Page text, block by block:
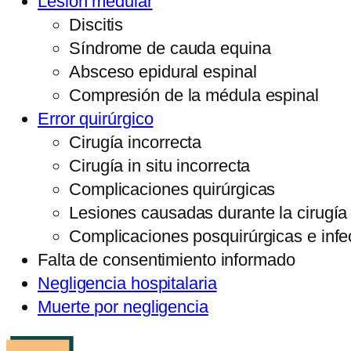
Discitis
Síndrome de cauda equina
Absceso epidural espinal
Compresión de la médula espinal
Error quirúrgico
Cirugía incorrecta
Cirugía in situ incorrecta
Complicaciones quirúrgicas
Lesiones causadas durante la cirugía
Complicaciones posquirúrgicas e
Falta de consentimiento informado
Negligencia hospitalaria
Muerte por negligencia